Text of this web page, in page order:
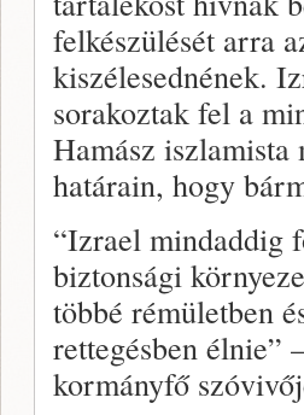
felkészülését arra
kiszélesednének.
sorakoztak fel a
Hamász iszlamista
határain, hogy
“Izrael mindaddig
biztonsági
többé rémületben
rettegésben élnie”
kormányfő